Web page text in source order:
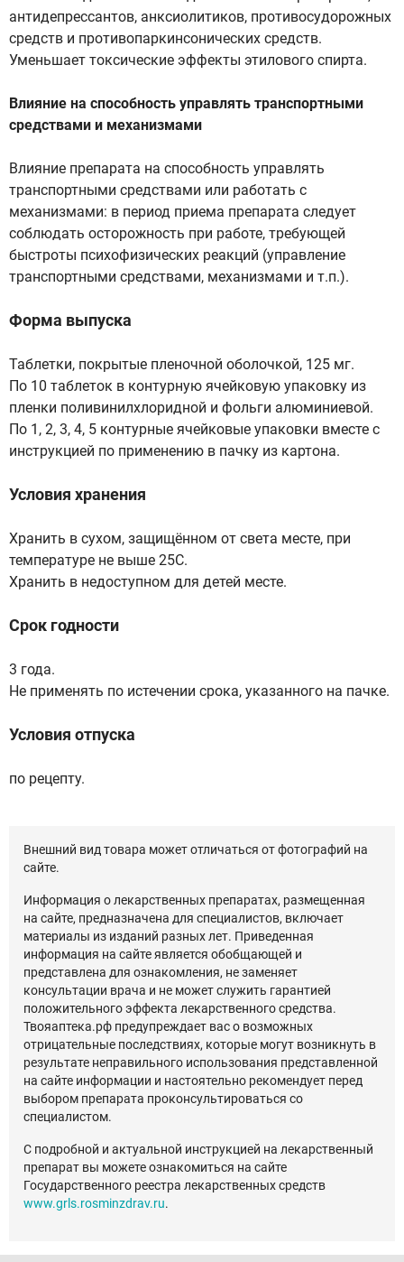
антидепрессантов, анксиолитиков, противосудорожных
средств и противопаркинсонических средств.
Уменьшает токсические эффекты этилового спирта.
Влияние на способность управлять транспортными
средствами и механизмами
Влияние препарата на способность управлять
транспортными средствами или работать с
механизмами: в период приема препарата следует
соблюдать осторожность при работе, требующей
быстроты психофизических реакций (управление
транспортными средствами, механизмами и т.п.).
Форма выпуска
Таблетки, покрытые пленочной оболочкой, 125 мг.
По 10 таблеток в контурную ячейковую упаковку из
пленки поливинилхлоридной и фольги алюминиевой.
По 1, 2, 3, 4, 5 контурные ячейковые упаковки вместе с
инструкцией по применению в пачку из картона.
Условия хранения
Хранить в сухом, защищённом от света месте, при
температуре не выше 25С.
Хранить в недоступном для детей месте.
Срок годности
3 года.
Не применять по истечении срока, указанного на пачке.
Условия отпуска
по рецепту.
Внешний вид товара может отличаться от фотографий на
сайте.
Информация о лекарственных препаратах, размещенная
на сайте, предназначена для специалистов, включает
материалы из изданий разных лет. Приведенная
информация на сайте является обобщающей и
представлена для ознакомления, не заменяет
консультации врача и не может служить гарантией
положительного эффекта лекарственного средства.
Твояаптека.рф предупреждает вас о возможных
отрицательные последствиях, которые могут возникнуть в
результате неправильного использования представленной
на сайте информации и настоятельно рекомендует перед
выбором препарата проконсультироваться со
специалистом.
С подробной и актуальной инструкцией на лекарственный
препарат вы можете ознакомиться на сайте
Государственного реестра лекарственных средств
www.grls.rosminzdrav.ru.